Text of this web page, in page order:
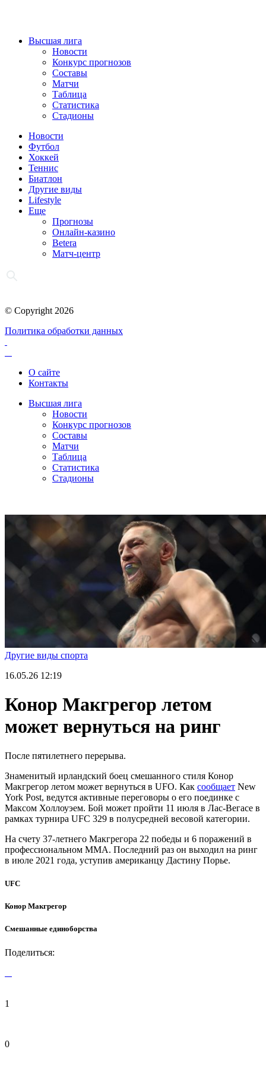
Высшая лига
Новости
Конкурс прогнозов
Составы
Матчи
Таблица
Статистика
Стадионы
Новости
Футбол
Хоккей
Теннис
Биатлон
Другие виды
Lifestyle
Еще
Прогнозы
Онлайн-казино
Betera
Матч-центр
© Copyright 2026
Политика обработки данных
О сайте
Контакты
Высшая лига
Новости
Конкурс прогнозов
Составы
Матчи
Таблица
Статистика
Стадионы
Другие виды спорта
16.05.26 12:19
Конор Макгрегор летом
может вернуться на ринг
После пятилетнего перерыва.
Знаменитый ирландский боец смешанного стиля Конор
Макгрегор летом может вернуться в UFO. Как сообщает New
York Post, ведутся активные переговоры о его поединке с
Максом Холлоуэем. Бой может пройти 11 июля в Лас-Вегасе в
рамках турнира UFC 329 в полусредней весовой категории.
На счету 37-летнего Макгрегора 22 победы и 6 поражений в
профессиональном ММА. Последний раз он выходил на ринг
в июле 2021 года, уступив американцу Дастину Порье.
UFC
Конор Макгрегор
Смешанные единоборства
Поделиться:
1
0